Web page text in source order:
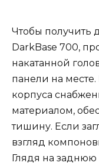
Чтобы получить
DarkBase 700,
накатанной
панели на
корпуса
материалом,
тишину. Если
взгляд
Глядя на заднюю